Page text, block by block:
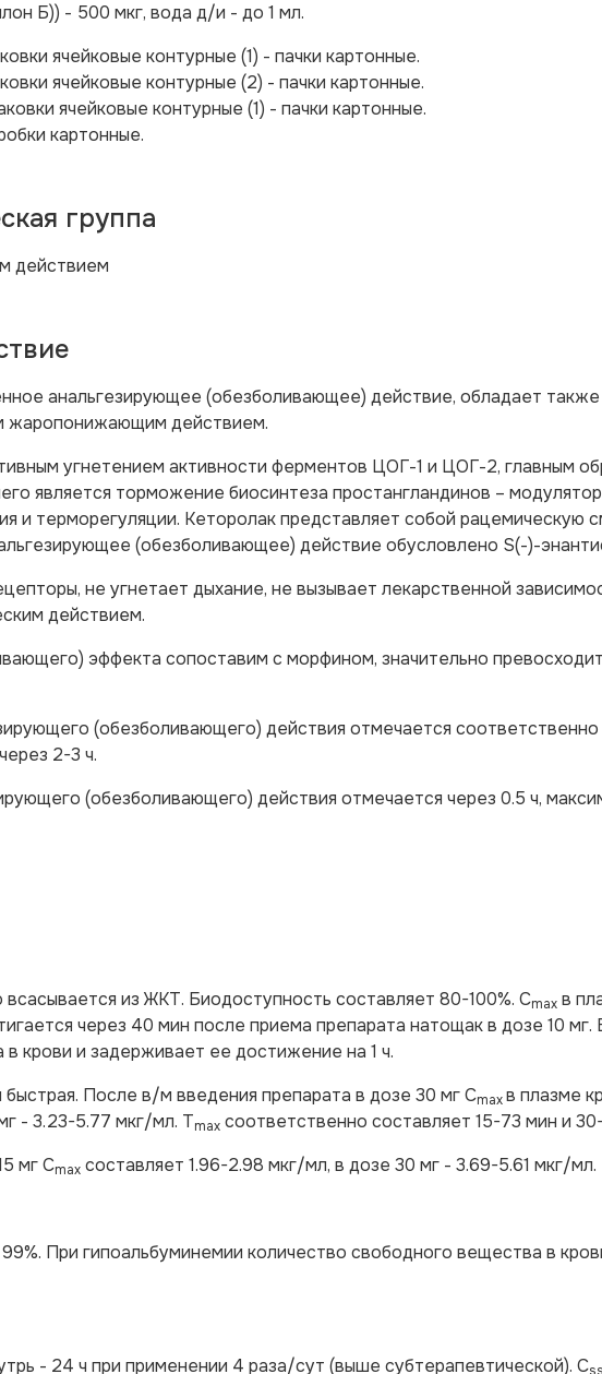
Б)) - 500 мкг, вода д/и - до 1 мл.
ячейковые контурные (1) - пачки картонные.
ячейковые контурные (2) - пачки картонные.
ячейковые контурные (1) - пачки картонные.
картонные.
группа
действием
анальгезирующее (обезболивающее) действие, обладает также
жаропонижающим действием.
угнетением активности ферментов ЦОГ-1 и ЦОГ-2, главным
является торможение биосинтеза простангландинов –
и терморегуляции. Кеторолак представляет собой рацемическую
(обезболивающее) действие обусловлено S(-)-
не угнетает дыхание, не вызывает лекарственной
действием.
эффекта сопоставим с морфином, значительно
(обезболивающего) действия отмечается соответственно
2-3 ч.
(обезболивающего) действия отмечается через 0.5 ч,
из ЖКТ. Биодоступность составляет 80-100%. Cmax в
через 40 мин после приема препарата натощак в дозе 10 мг.
в крови и задерживает ее достижение на 1 ч.
После в/м введения препарата в дозе 30 мг Cmaxв плазме
- 3.23-5.77 мкг/мл. Тmax соответственно составляет 15-73 мин и
мг Cmax составляет 1.96-2.98 мкг/мл, в дозе 30 мг - 3.69-5.61 мкг/мл.
При гипоальбуминемии количество свободного вещества в
- 24 ч при применении 4 раза/сут (выше субтерапевтической). C